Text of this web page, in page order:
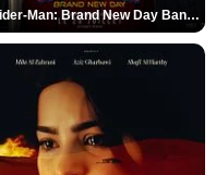
Spider-Man: Brand New Day Bande-annonce VO STFR